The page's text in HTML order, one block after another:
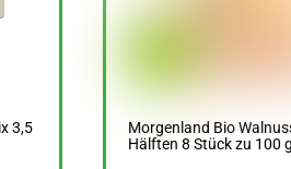
3,5
Morgenland Bio
Hälften 8 Stück zu 100 g